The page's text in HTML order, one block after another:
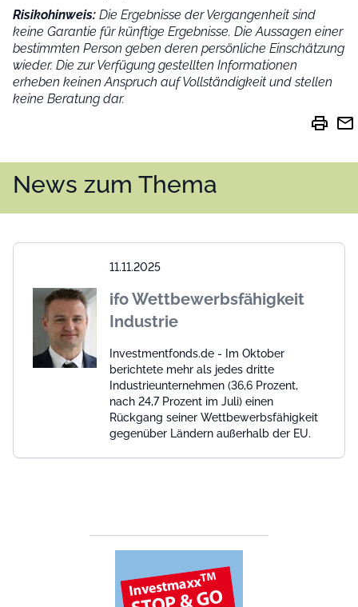
Risikohinweis: Die Ergebnisse der Vergangenheit sind
keine Garantie für künftige Ergebnisse. Die Aussagen einer
bestimmten Person geben deren persönliche Einschätzung
wieder. Die zur Verfügung gestellten Informationen
erheben keinen Anspruch auf Vollständigkeit und stellen
keine Beratung dar.
print mail
News zum Thema
11.11.2025
ifo Wettbewerbsfähigkeit
Industrie
Investmentfonds.de - Im Oktober
berichtete mehr als jedes dritte
Industrieunternehmen (36,6 Prozent,
nach 24,7 Prozent im Juli) einen
Rückgang seiner Wettbewerbsfähigkeit
gegenüber Ländern außerhalb der EU.